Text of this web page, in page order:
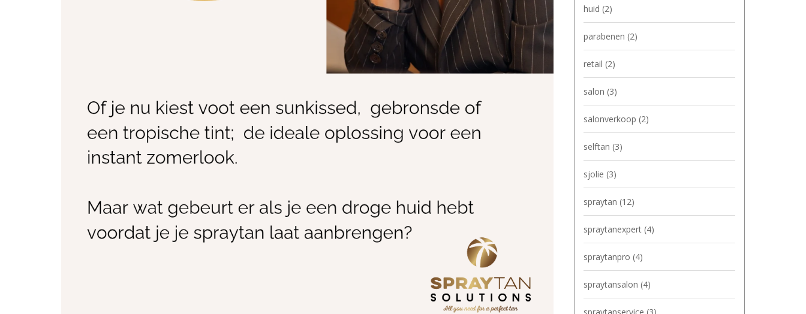
huid (2)
parabenen (2)
retail (2)
salon (3)
salonverkoop (2)
selftan (3)
sjolie (3)
spraytan (12)
spraytanexpert (4)
spraytanpro (4)
spraytansalon (4)